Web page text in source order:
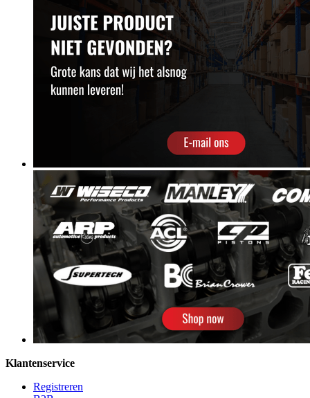
Klantenservice
Registreren